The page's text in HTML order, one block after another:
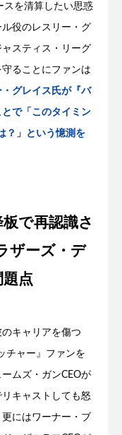
スを清算したい思惑
役のレスリー・グ
スティス・リーグ
ることにファンは
・グレイス氏が『バ
で「このタイミン
？」という憶測を
で再認識さ
ザーズ・デ
点
キャリアを傷つ
チャー』ファンを
ムズ・ガンCEOが
キャストしても怒
にはワーナー・ブ